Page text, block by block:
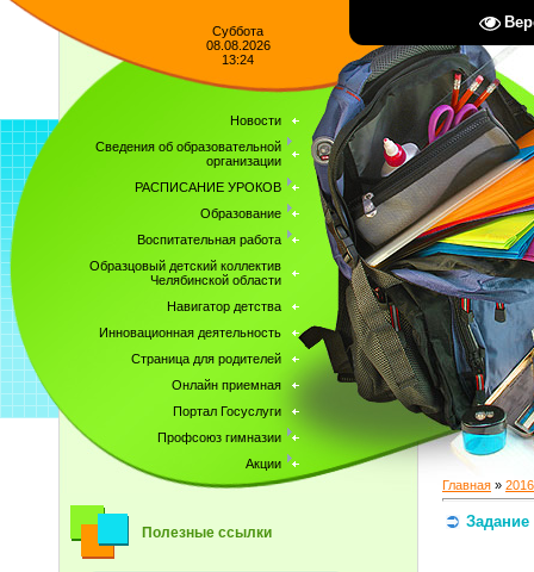
Суббота
08.08.2026
13:24
Новости
Сведения об образовательной
организации
РАСПИСАНИЕ УРОКОВ
Образование
Воспитательная работа
Образцовый детский коллектив
Челябинской области
Навигатор детства
Инновационная деятельность
Страница для родителей
Онлайн приемная
Портал Госуслуги
Профсоюз гимназии
Акции
Полезные ссылки
Главная » 2016
Задание